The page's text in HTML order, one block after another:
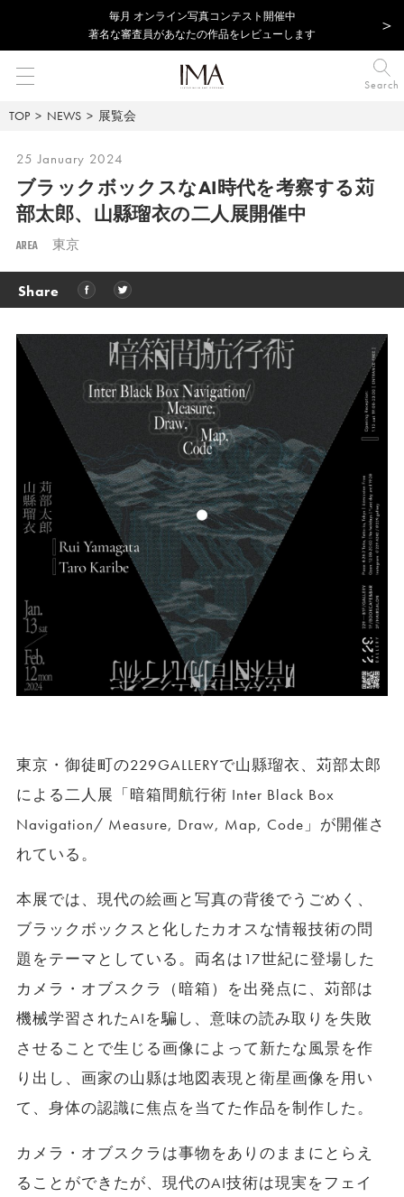
毎⽉ オンライン写真コンテスト開催中
著名な審査員があなたの作品をレビューします
Search
TOP NEWS 展覧会
25 January 2024
ブラックボックスなAI時代を考察する苅
部太郎、山縣瑠衣の二人展開催中
AREA 東京
Share
東京・御徒町の229GALLERYで山縣瑠衣、苅部太郎
による二人展「暗箱間航行術 Inter Black Box
Navigation/ Measure, Draw, Map, Code」が開催さ
れている。
本展では、現代の絵画と写真の背後でうごめく、
ブラックボックスと化したカオスな情報技術の問
題をテーマとしている。両名は17世紀に登場した
カメラ・オブスクラ（暗箱）を出発点に、苅部は
機械学習されたAIを騙し、意味の読み取りを失敗
させることで生じる画像によって新たな風景を作
り出し、画家の山縣は地図表現と衛星画像を用い
て、身体の認識に焦点を当てた作品を制作した。
カメラ・オブスクラは事物をありのままにとらえ
ることができたが、現代のAI技術は現実をフェイ